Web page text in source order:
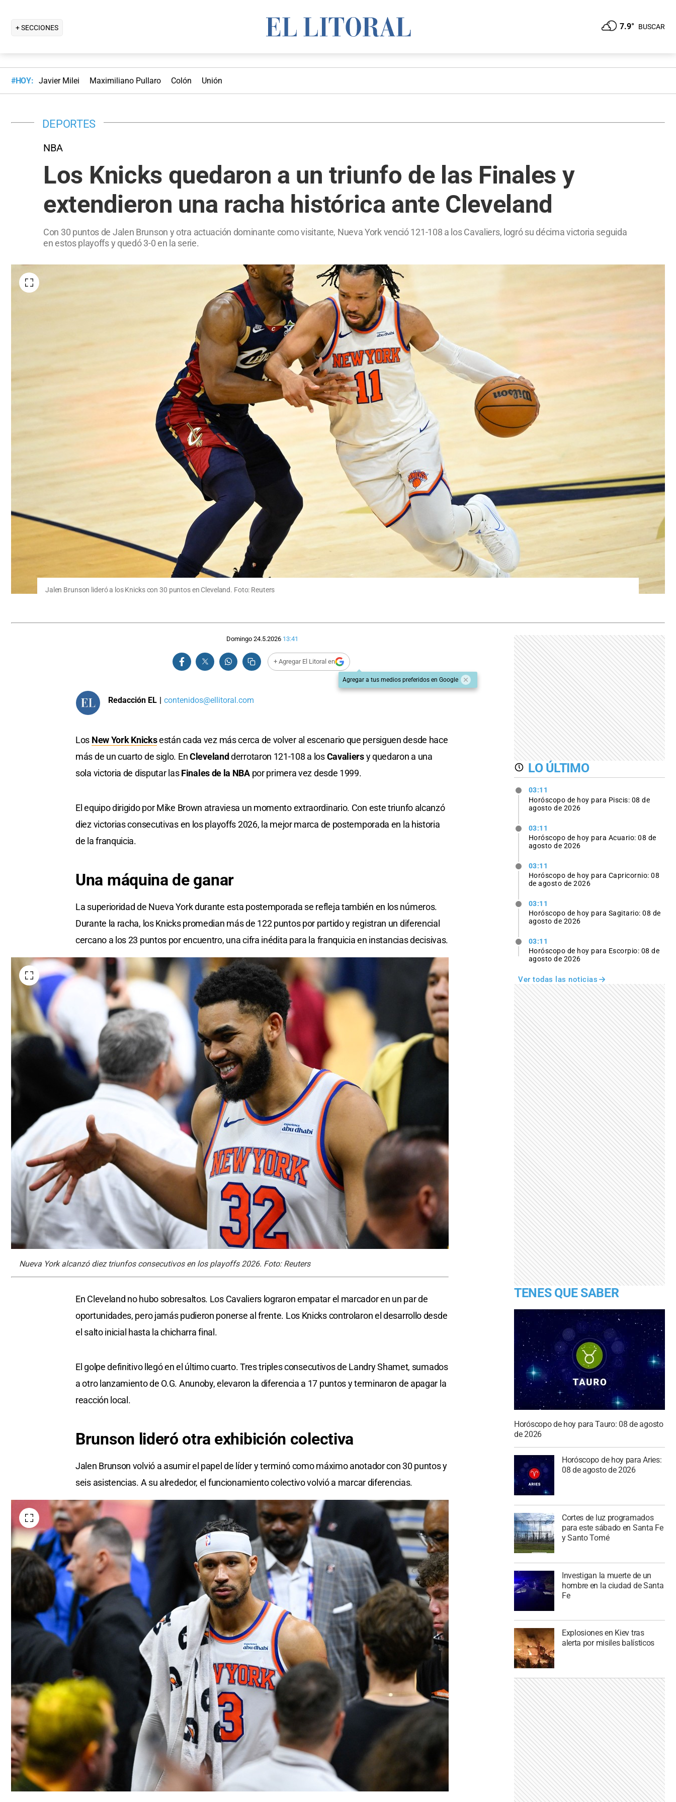
+ SECCIONES 7.9° BUSCAR
#HOY: Javier Milei Maximiliano Pullaro Colón Unión
DEPORTES
NBA
Los Knicks quedaron a un triunfo de las Finales y
extendieron una racha histórica ante Cleveland
Con 30 puntos de Jalen Brunson y otra actuación dominante como visitante, Nueva York venció 121-108 a los Cavaliers, logró su décima victoria seguida
en estos playoffs y quedó 3-0 en la serie.
Jalen Brunson lideró a los Knicks con 30 puntos en Cleveland. Foto: Reuters
Domingo 24.5.2026 13:41
+ Agregar El Litoral en
Agregar a tus medios preferidos en Google
Redacción EL | contenidos@ellitoral.com
Los New York Knicksestán cada vez más cerca de volver al escenario que persiguen desde hace
más de un cuarto de siglo. EnCleveland derrotaron 121-108 a losCavaliersy quedaron a una
sola victoria de disputar lasFinales de la NBA por primera vez desde 1999.
El equipo dirigido por Mike Brown atraviesa un momento extraordinario. Con este triunfo alcanzó
diez victorias consecutivas en los playoffs 2026, la mejor marca de postemporada en la historia
de la franquicia.
Una máquina de ganar
La superioridad de Nueva York durante esta postemporada se refleja también en los números.
Durante la racha, los Knicks promedian más de 122 puntos por partido y registran un diferencial
cercano a los 23 puntos por encuentro, una cifra inédita para la franquicia en instancias decisivas.
Nueva York alcanzó diez triunfos consecutivos en los playoffs 2026. Foto: Reuters
En Cleveland no hubo sobresaltos. Los Cavaliers lograron empatar el marcador en un par de
oportunidades, pero jamás pudieron ponerse al frente. Los Knicks controlaron el desarrollo desde
el salto inicial hasta la chicharra final.
El golpe definitivo llegó en el último cuarto. Tres triples consecutivos de Landry Shamet, sumados
a otro lanzamiento de O.G. Anunoby, elevaron la diferencia a 17 puntos y terminaron de apagar la
reacción local.
Brunson lideró otra exhibición colectiva
Jalen Brunson volvió a asumir el papel de líder y terminó como máximo anotador con 30 puntos y
seis asistencias. A su alrededor, el funcionamiento colectivo volvió a marcar diferencias.
LO ÚLTIMO
03:11
Horóscopo de hoy para Piscis: 08 de
agosto de 2026
03:11
Horóscopo de hoy para Acuario: 08 de
agosto de 2026
03:11
Horóscopo de hoy para Capricornio: 08
de agosto de 2026
03:11
Horóscopo de hoy para Sagitario: 08 de
agosto de 2026
03:11
Horóscopo de hoy para Escorpio: 08 de
agosto de 2026
Ver todas las noticias
TENES QUE SABER
Horóscopo de hoy para Tauro: 08 de agosto
de 2026
Horóscopo de hoy para Aries:
08 de agosto de 2026
Cortes de luz programados
para este sábado en Santa Fe
y Santo Tomé
Investigan la muerte de un
hombre en la ciudad de Santa
Fe
Explosiones en Kiev tras
alerta por misiles balísticos